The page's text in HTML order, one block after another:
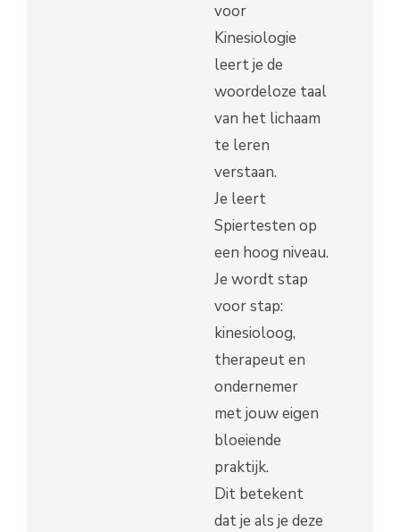
voor
Kinesiologie
leert je de
woordeloze taal
van het lichaam
te leren
verstaan.
Je leert
Spiertesten op
een hoog niveau.
Je wordt stap
voor stap:
kinesioloog,
therapeut en
ondernemer
met jouw eigen
bloeiende
praktijk.
Dit betekent
dat je als je deze